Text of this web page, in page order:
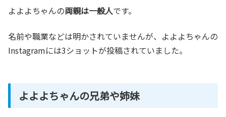
よよよちゃんの両親は一般人です。
名前や職業などは明かされていませんが、よよよちゃんの
Instagramには3ショットが投稿されていました。
よよよちゃんの兄弟や姉妹